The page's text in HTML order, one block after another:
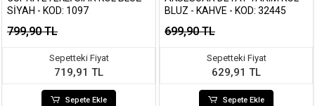
SIYAH - KOD: 1097
799,90 TL
Sepetteki Fiyat
719,91 TL
Sepete Ekle
BLUZ - KAHVE - KOD: 32445
699,90 TL
Sepetteki Fiyat
629,91 TL
Sepete Ekle